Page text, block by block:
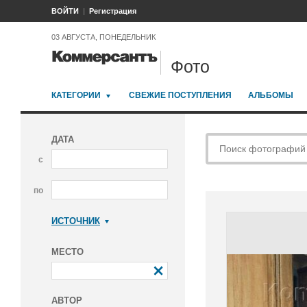
ВОЙТИ Регистрация
03 АВГУСТА, ПОНЕДЕЛЬНИК
Фото
КАТЕГОРИИ СВЕЖИЕ ПОСТУПЛЕНИЯ АЛЬБОМЫ
ДАТА
с
по
ИСТОЧНИК
МЕСТО
АВТОР